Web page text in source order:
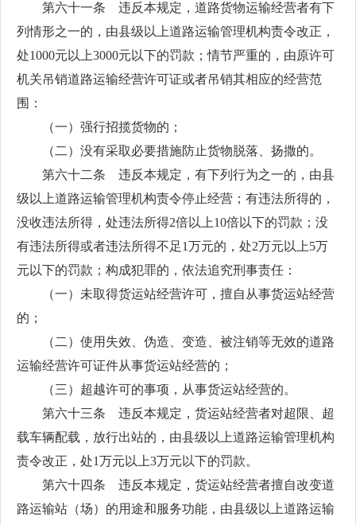
第六十一条 违反本规定，道路货物运输经营者有下
列情形之一的，由县级以上道路运输管理机构责令改正，
处1000元以上3000元以下的罚款；情节严重的，由原许可
机关吊销道路运输经营许可证或者吊销其相应的经营范
围：
（一）强行招揽货物的；
（二）没有采取必要措施防止货物脱落、扬撒的。
第六十二条 违反本规定，有下列行为之一的，由县
级以上道路运输管理机构责令停止经营；有违法所得的，
没收违法所得，处违法所得2倍以上10倍以下的罚款；没
有违法所得或者违法所得不足1万元的，处2万元以上5万
元以下的罚款；构成犯罪的，依法追究刑事责任：
（一）未取得货运站经营许可，擅自从事货运站经营
的；
（二）使用失效、伪造、变造、被注销等无效的道路
运输经营许可证件从事货运站经营的；
（三）超越许可的事项，从事货运站经营的。
第六十三条 违反本规定，货运站经营者对超限、超
载车辆配载，放行出站的，由县级以上道路运输管理机构
责令改正，处1万元以上3万元以下的罚款。
第六十四条 违反本规定，货运站经营者擅自改变道
路运输站（场）的用途和服务功能，由县级以上道路运输